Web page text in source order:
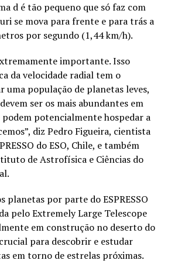
d é tão pequeno que só faz com
se mova para frente e para trás a
por segundo (1,44 km/h).
importante. Isso
da velocidade radial tem o
uma população de planetas leves,
ser os mais abundantes em
podem potencialmente hospedar a
diz Pedro Figueira, cientista
do ESO, Chile, e também
de Astrofísica e Ciências do
planetas por parte do ESPRESSO
pelo Extremely Large Telescope
em construção no deserto do
para descobrir e estudar
em torno de estrelas próximas.